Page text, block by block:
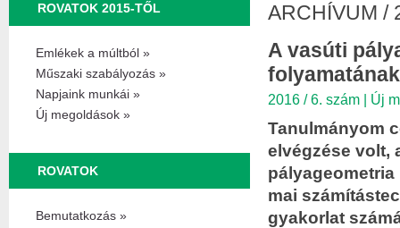
ROVATOK 2015-TŐL
Emlékek a múltból »
Műszaki szabályozás »
Napjaink munkái »
Új megoldások »
ROVATOK
Bemutatkozás »
ARCHÍVUM /
A vasúti
2016 / 6. szám | Új
Tanulmányom
elvégzése volt,
pályageometria
mai
gyakorlat